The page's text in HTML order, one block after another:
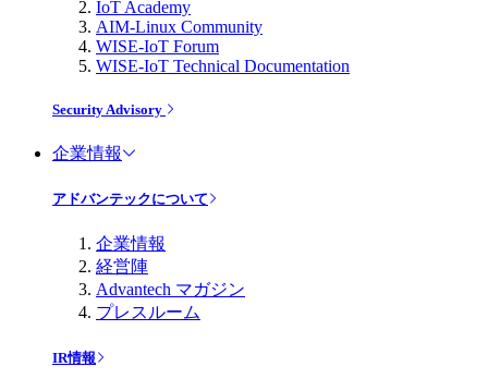
IoT Academy
AIM-Linux Community
WISE-IoT Forum
WISE-IoT Technical Documentation
Security Advisory
企業情報
アドバンテックについて
企業情報
経営陣
Advantech マガジン
プレスルーム
IR情報